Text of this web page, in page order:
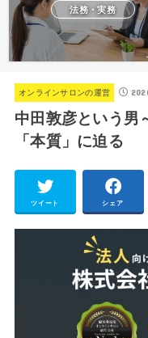
法務・実務
オンラインサロンの運営
中田敦彦という男
「本質」に迫る
ツイート シェア